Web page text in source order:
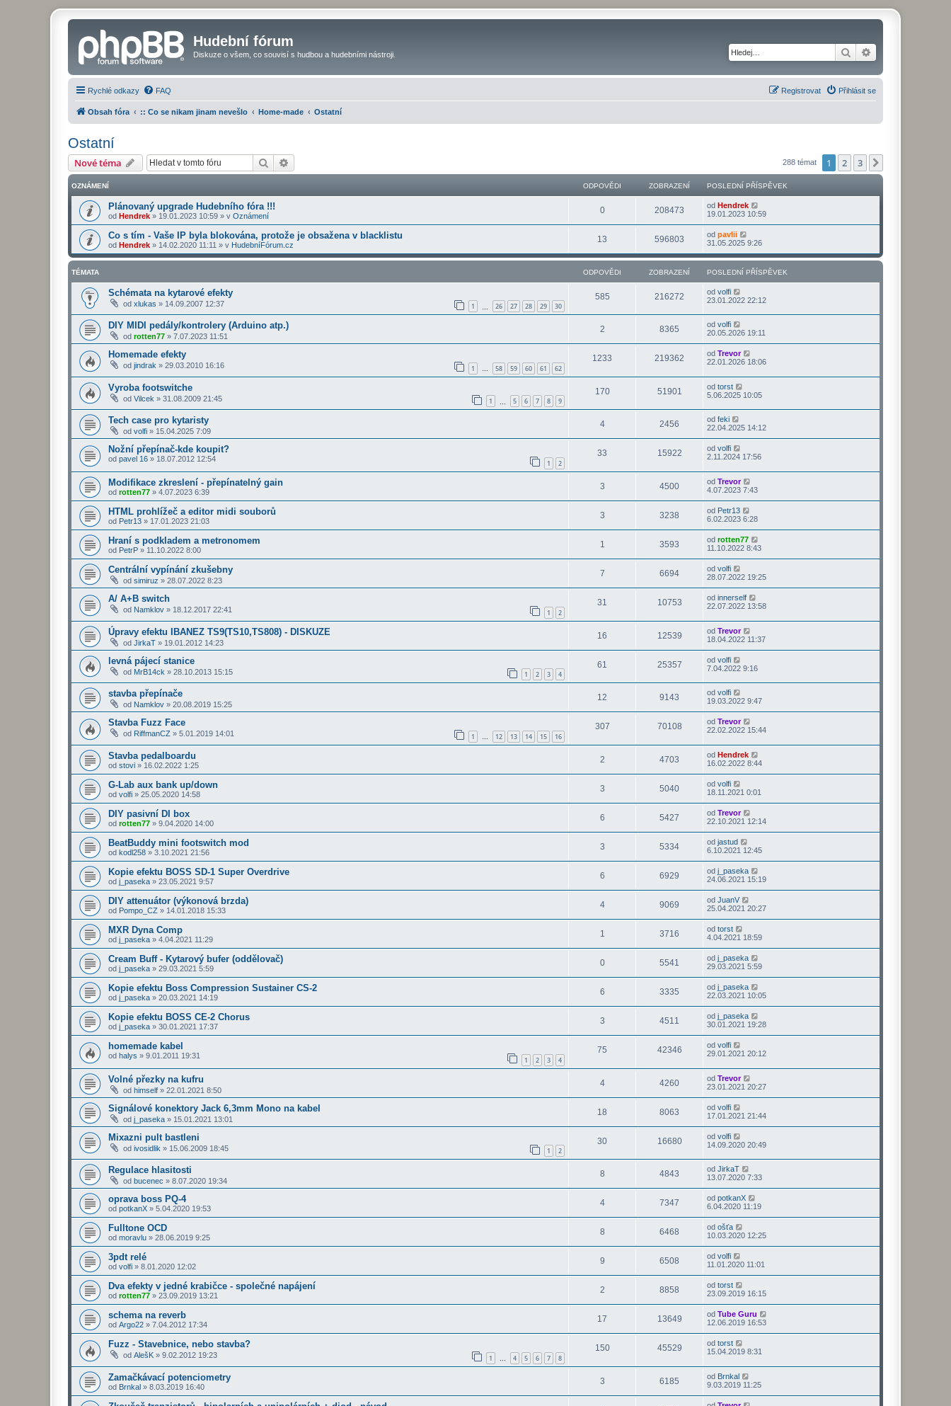
Hudební fórum
Diskuze o všem, co souvisí s hudbou a hudebními nástroji. Hledat
Rychlé odkazy FAQ Přihlásit se
Registrovat
Obsah fóra :: Co se nikam jinam nevešlo Home-made Ostatní
Ostatní
Nové téma Hledat 288 témat 1 2 3
OZNÁMENÍ ODPOVĚDI ZOBRAZENÍ POSLEDNÍ PŘÍSPĚVEK
Plánovaný upgrade Hudebního fóra !!!
od Hendrek » 19.01.2023 10:59 » v Oznámení
0 208473 od Hendrek
19.01.2023 10:59
Co s tím - Vaše IP byla blokována, protože je obsažena v blacklistu
od Hendrek » 14.02.2020 11:11 » v HudebníFórum.cz
13 596803 od pavlii
31.05.2025 9:26
TÉMATA ODPOVĚDI ZOBRAZENÍ POSLEDNÍ PŘÍSPĚVEK
Schémata na kytarové efekty
od xlukas » 14.09.2007 12:37 1 26 27 28 29 30
585 216272 od volfi
23.01.2022 22:12
DIY MIDI pedály/kontrolery (Arduino atp.)
od rotten77 » 7.07.2023 11:51
2 8365 od volfi
20.05.2026 19:11
Homemade efekty
od jindrak » 29.03.2010 16:16 1 … 58 59 60 61 62
1233 219362 od Trevor
22.01.2026 18:06
Vyroba footswitche
od Vilcek » 31.08.2009 21:45 1 5 6 7 8 9
170 51901 od torst
5.06.2025 10:05
Tech case pro kytaristy
od volfi » 15.04.2025 7:09
4 2456 od feki
22.04.2025 14:12
Nožní přepínač-kde koupit?
od pavel 16 » 18.07.2012 12:54 1 2
33 15922 od volfi
2.11.2024 17:56
Modifikace zkreslení - přepínatelný gain
od rotten77 » 4.07.2023 6:39
3 4500 od Trevor
4.07.2023 7:43
HTML prohlížeč a editor midi souborů
od Petr13 » 17.01.2023 21:03
3 3238 od Petr13
6.02.2023 6:28
Hraní s podkladem a metronomem
od PetrP » 11.10.2022 8:00
1 3593 od rotten77
11.10.2022 8:43
Centrální vypínání zkušebny
od simiruz » 28.07.2022 8:23
7 6694 od volfi
28.07.2022 19:25
A/ A+B switch
od Namklov » 18.12.2017 22:41 1 2
31 10753 od innerself
22.07.2022 13:58
Úpravy efektu IBANEZ TS9(TS10,TS808) - DISKUZE
od JirkaT » 19.01.2012 14:23
16 12539 od Trevor
18.04.2022 11:37
levná pájecí stanice
od MrB14ck » 28.10.2013 15:15 1 2 3 4
61 25357 od volfi
7.04.2022 9:16
stavba přepínače
od Namklov » 20.08.2019 15:25
12 9143 od volfi
19.03.2022 9:47
Stavba Fuzz Face
od RiffmanCZ » 5.01.2019 14:01 1 … 12 13 14 15 16
307 70108 od Trevor
22.02.2022 15:44
Stavba pedalboardu
od stovi » 16.02.2022 1:25
2 4703 od Hendrek
16.02.2022 8:44
G-Lab aux bank up/down
od volfi » 25.05.2020 14:58
3 5040 od volfi
18.11.2021 0:01
DIY pasivní DI box
od rotten77 » 9.04.2020 14:00
6 5427 od Trevor
22.10.2021 12:14
BeatBuddy mini footswitch mod
od kodl258 » 3.10.2021 21:56
3 5334 od jastud
6.10.2021 12:45
Kopie efektu BOSS SD-1 Super Overdrive
od j_paseka » 23.05.2021 9:57
6 6929 od j_paseka
24.06.2021 15:19
DIY attenuátor (výkonová brzda)
od Pompo_CZ » 14.01.2018 15:33
4 9069 od JuanV
25.04.2021 20:27
MXR Dyna Comp
od j_paseka » 4.04.2021 11:29
1 3716 od torst
4.04.2021 18:59
Cream Buff - Kytarový bufer (oddělovač)
od j_paseka » 29.03.2021 5:59
0 5541 od j_paseka
29.03.2021 5:59
Kopie efektu Boss Compression Sustainer CS-2
od j_paseka » 20.03.2021 14:19
6 3335 od j_paseka
22.03.2021 10:05
Kopie efektu BOSS CE-2 Chorus
od j_paseka » 30.01.2021 17:37
3 4511 od j_paseka
30.01.2021 19:28
homemade kabel
od halys » 9.01.2011 19:31 1 2 3 4
75 42346 od volfi
29.01.2021 20:12
Volné přezky na kufru
od himself » 22.01.2021 8:50
4 4260 od Trevor
23.01.2021 20:27
Signálové konektory Jack 6,3mm Mono na kabel
od j_paseka » 15.01.2021 13:01
18 8063 od volfi
17.01.2021 21:44
Mixazni pult bastleni
od ivosidlik » 15.06.2009 18:45 1 2
30 16680 od volfi
14.09.2020 20:49
Regulace hlasitosti
od bucenec » 8.07.2020 19:34
8 4843 od JirkaT
13.07.2020 7:33
oprava boss PQ-4
od potkanX » 5.04.2020 19:53
4 7347 od potkanX
6.04.2020 11:19
Fulltone OCD
od moravlu » 28.06.2019 9:25
8 6468 od ošťa
10.03.2020 12:25
3pdt relé
od volfi » 8.01.2020 12:02
9 6508 od volfi
11.01.2020 11:01
Dva efekty v jedné krabičce - společné napájení
od rotten77 » 23.09.2019 13:21
2 8858 od torst
23.09.2019 16:15
schema na reverb
od Argo22 » 7.04.2012 17:34
17 13649 od Tube Guru
12.06.2019 16:53
Fuzz - Stavebnice, nebo stavba?
od AlešK » 9.02.2012 19:23 1 … 4 5 6 7 8
150 45529 od torst
15.04.2019 8:31
Zamačkávací potenciometry
od Brnkal » 8.03.2019 16:40
3 6185 od Brnkal
9.03.2019 11:25